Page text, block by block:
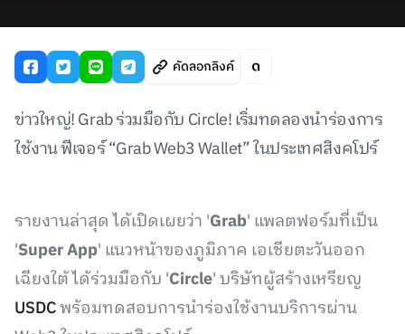
คัดลอกลิงค์
ข่าวใหญ่! Grab ร่วมมือกับ Circle! เริ่มทดลองนำร่องการ
ใช้งาน ฟีเจอร์ “Grab Web3 Wallet” ในประเทศสิงคโปร์
รายงานล่าสุด ได้เปิดเผยว่า 'Grab' แพลตฟอร์มที่เป็น
'Super App' แนวหน้าของภูมิภาค เอเชียตะวันออก
เฉียงใต้ ได้ร่วมมือกับ 'Circle' บริษัทผู้สร้างเหรียญ
USDCพร้อมทดสอบการนำร่องใช้งานบริการผ่าน